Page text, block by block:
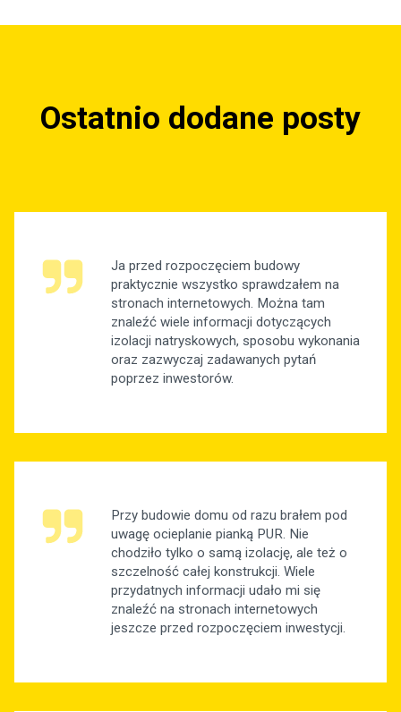
Ostatnio dodane posty
Ja przed rozpoczęciem budowy
praktycznie wszystko sprawdzałem na
stronach internetowych. Można tam
znaleźć wiele informacji dotyczących
izolacji natryskowych, sposobu wykonania
oraz zazwyczaj zadawanych pytań
poprzez inwestorów.
Przy budowie domu od razu brałem pod
uwagę ocieplanie pianką PUR. Nie
chodziło tylko o samą izolację, ale też o
szczelność całej konstrukcji. Wiele
przydatnych informacji udało mi się
znaleźć na stronach internetowych
jeszcze przed rozpoczęciem inwestycji.